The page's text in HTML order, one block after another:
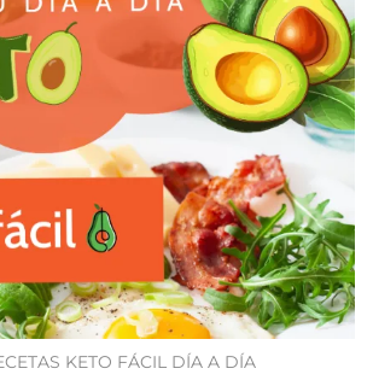
KETO FÁCIL DÍA A DÍA